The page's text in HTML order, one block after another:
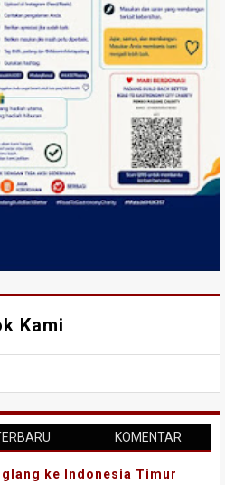
Kami
KOMENTAR
ke Indonesia Timur